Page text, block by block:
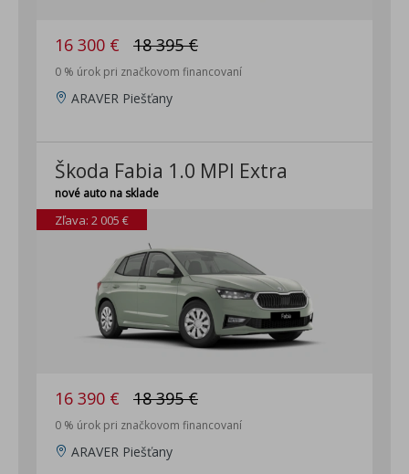
16 300 € 18 395 €
0 % úrok pri značkovom financovaní
ARAVER Piešťany
Škoda Fabia 1.0 MPI Extra
nové auto na sklade
Zľava: 2 005 €
16 390 € 18 395 €
0 % úrok pri značkovom financovaní
ARAVER Piešťany